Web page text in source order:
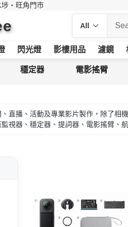
埗・旺角門市
閃光燈 影樓用品 濾鏡
穩定器 電影搖臂
直播、活動及專業影片製作，除了相
視器、穩定器、提詞器、電影搖臂、